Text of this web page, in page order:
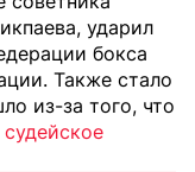
ударил
бокса
Также стало
из-за того, что